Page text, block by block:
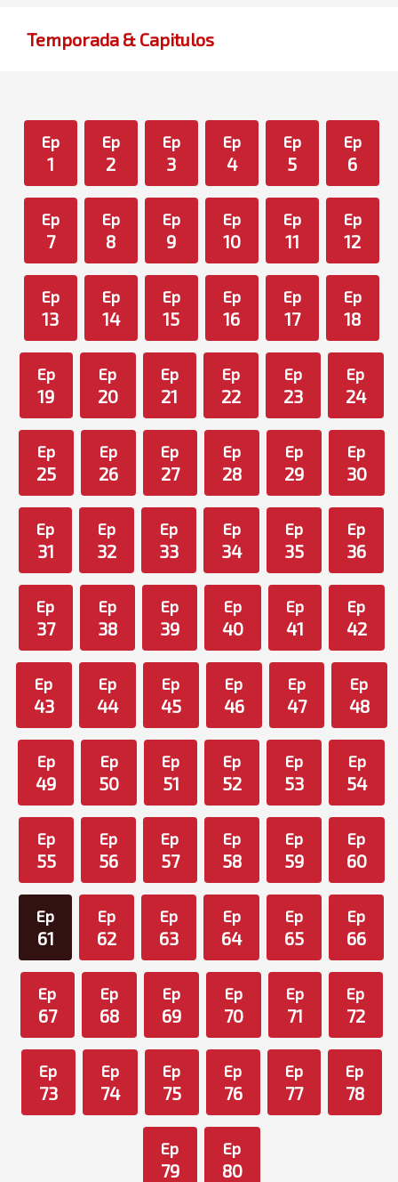
Temporada & Capitulos
Ep
1
Ep
2
Ep
3
Ep
4
Ep
5
Ep
6
Ep
7
Ep
8
Ep
9
Ep
10
Ep
11
Ep
12
Ep
13
Ep
14
Ep
15
Ep
16
Ep
17
Ep
18
Ep
19
Ep
20
Ep
21
Ep
22
Ep
23
Ep
24
Ep
25
Ep
26
Ep
27
Ep
28
Ep
29
Ep
30
Ep
31
Ep
32
Ep
33
Ep
34
Ep
35
Ep
36
Ep
37
Ep
38
Ep
39
Ep
40
Ep
41
Ep
42
Ep
43
Ep
44
Ep
45
Ep
46
Ep
47
Ep
48
Ep
49
Ep
50
Ep
51
Ep
52
Ep
53
Ep
54
Ep
55
Ep
56
Ep
57
Ep
58
Ep
59
Ep
60
Ep
61
Ep
62
Ep
63
Ep
64
Ep
65
Ep
66
Ep
67
Ep
68
Ep
69
Ep
70
Ep
71
Ep
72
Ep
73
Ep
74
Ep
75
Ep
76
Ep
77
Ep
78
Ep
79
Ep
80